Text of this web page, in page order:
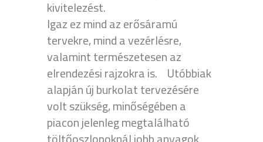
kivitelezést.
Igaz ez mind az erősáramú
tervekre, mind a vezérlésre,
valamint természetesen az
elrendezési rajzokra is. Utóbbiak
alapján új burkolat tervezésére
volt szükség, minőségében a
piacon jelenleg megtalálható